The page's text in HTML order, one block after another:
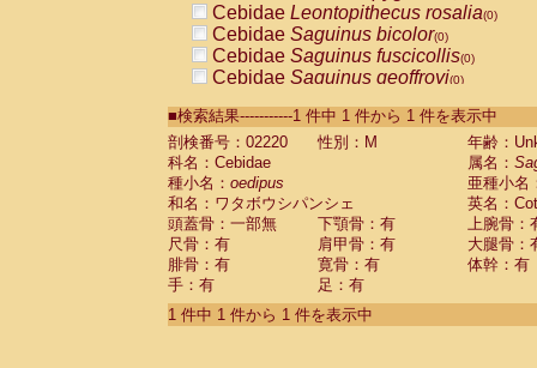
Cebidae Leontopithecus rosalia(0)
Cebidae Saguinus bicolor(0)
Cebidae Saguinus fuscicollis(0)
Cebidae Saguinus geoffroyi(0)
CebidaeSaguinus labiatus(0)
Cebidae Saguinus leucopus (0)
Cebidae
Cebidae
CebidaeSaguinus nigricollis (0)
Cebidae Saguinus oedipus
Cebidae Saguinus weddelli
Cebidae Saguinusspp.
Cebidae Aotus trivirgatus
Cebidae Cebus albifrons
■検索結果-----------1 件中 1 件から 1 件を表示中
剖検番号：02220
性別：M
年齢：
科名：Cebidae
属名：
種小名： oedipus
亜種小名
和名：ワタボウシパンシェ
英名：
頭蓋骨：一部無
下顎骨：有
上腕骨：
尺骨：有
肩甲骨：有
大腿骨：
腓骨：有
寛骨：有
体幹：有
手：有
足：有
1 件中 1 件から 1 件を表示中